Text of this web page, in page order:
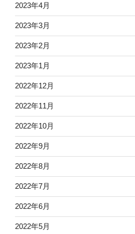
2023年4月
2023年3月
2023年2月
2023年1月
2022年12月
2022年11月
2022年10月
2022年9月
2022年8月
2022年7月
2022年6月
2022年5月